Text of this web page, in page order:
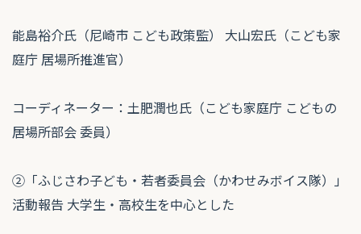
能島裕介氏（尼崎市 こども政策監） 大山宏氏（こども家
庭庁 居場所推進官）
コーディネーター：土肥潤也氏（こども家庭庁 こどもの
居場所部会 委員）
②「ふじさわ子ども・若者委員会（かわせみボイス隊）」
活動報告 大学生・高校生を中心とした